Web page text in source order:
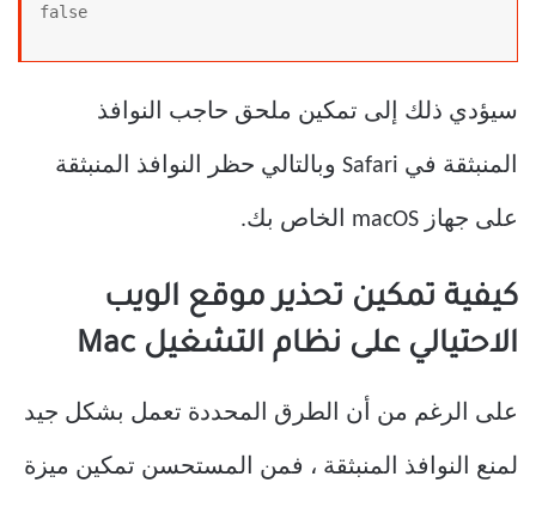
false
سيؤدي ذلك إلى تمكين ملحق حاجب النوافذ
المنبثقة في Safari وبالتالي حظر النوافذ المنبثقة
على جهاز macOS الخاص بك.
كيفية تمكين تحذير موقع الويب
الاحتيالي على نظام التشغيل Mac
على الرغم من أن الطرق المحددة تعمل بشكل جيد
لمنع النوافذ المنبثقة ، فمن المستحسن تمكين ميزة